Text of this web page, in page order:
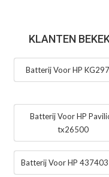
KLANTEN
Batterij Voor HP
Batterij Voor HP
tx26500
Batterij Voor HP